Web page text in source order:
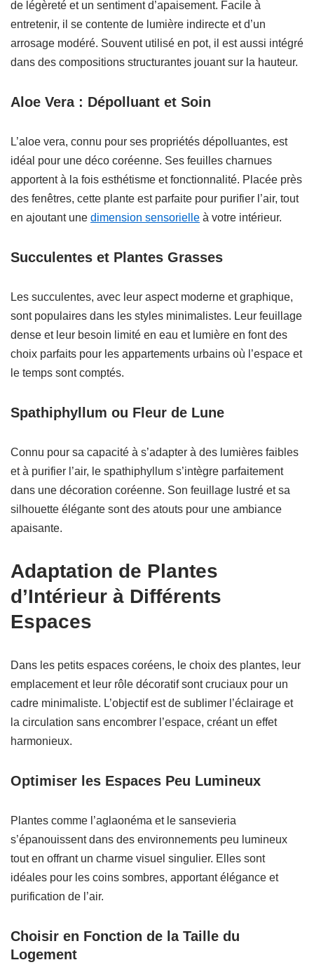
de légèreté et un sentiment d’apaisement. Facile à
entretenir, il se contente de lumière indirecte et d’un
arrosage modéré. Souvent utilisé en pot, il est aussi intégré
dans des compositions structurantes jouant sur la hauteur.
Aloe Vera : Dépolluant et Soin
L’aloe vera, connu pour ses propriétés dépolluantes, est
idéal pour une déco coréenne. Ses feuilles charnues
apportent à la fois esthétisme et fonctionnalité. Placée près
des fenêtres, cette plante est parfaite pour purifier l’air, tout
en ajoutant une dimension sensorielle à votre intérieur.
Succulentes et Plantes Grasses
Les succulentes, avec leur aspect moderne et graphique,
sont populaires dans les styles minimalistes. Leur feuillage
dense et leur besoin limité en eau et lumière en font des
choix parfaits pour les appartements urbains où l’espace et
le temps sont comptés.
Spathiphyllum ou Fleur de Lune
Connu pour sa capacité à s’adapter à des lumières faibles
et à purifier l’air, le spathiphyllum s’intègre parfaitement
dans une décoration coréenne. Son feuillage lustré et sa
silhouette élégante sont des atouts pour une ambiance
apaisante.
Adaptation de Plantes
d’Intérieur à Différents
Espaces
Dans les petits espaces coréens, le choix des plantes, leur
emplacement et leur rôle décoratif sont cruciaux pour un
cadre minimaliste. L’objectif est de sublimer l’éclairage et
la circulation sans encombrer l’espace, créant un effet
harmonieux.
Optimiser les Espaces Peu Lumineux
Plantes comme l’aglaonéma et le sansevieria
s’épanouissent dans des environnements peu lumineux
tout en offrant un charme visuel singulier. Elles sont
idéales pour les coins sombres, apportant élégance et
purification de l’air.
Choisir en Fonction de la Taille du
Logement